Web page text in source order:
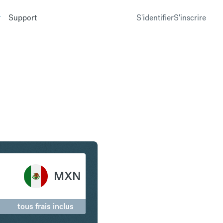
Support S'identifierS'inscrire
MXN
tous frais inclus